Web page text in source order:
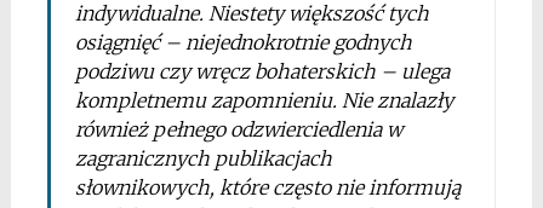
indywidualne. Niestety większość tych
osiągnięć – niejednokrotnie godnych
podziwu czy wręcz bohaterskich – ulega
kompletnemu zapomnieniu. Nie znalazły
również pełnego odzwierciedlenia w
zagranicznych publikacjach
słownikowych, które często nie informują